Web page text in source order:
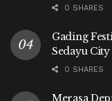
0 SHARES
Gading
Sedayu City
0 SHARES
Merasa